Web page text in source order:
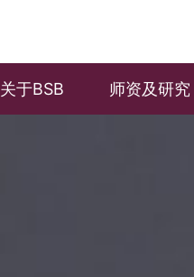
关于BSB 师资及研究